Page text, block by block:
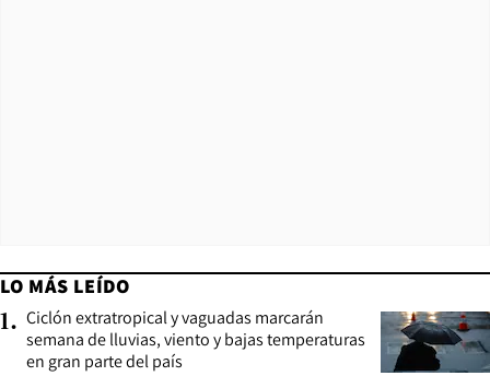
LO MÁS LEÍDO
1. Ciclón extratropical y vaguadas marcarán
semana de lluvias, viento y bajas temperaturas
en gran parte del país